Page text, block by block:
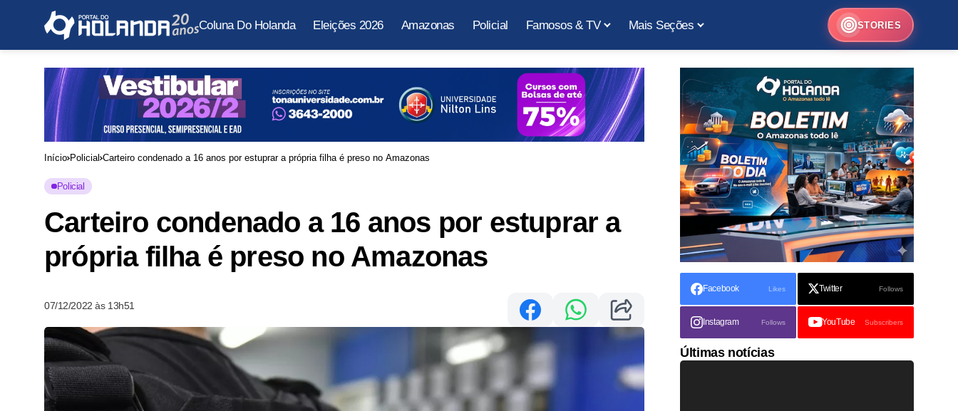
Coluna Do Holanda Eleições 2026 Amazonas Policial Famosos & TV Mais Seções STORIES
Início Policial Carteiro condenado a 16 anos por estuprar a própria filha é preso no Amazonas
Policial
Carteiro condenado a 16 anos por estuprar a
própria filha é preso no Amazonas
07/12/2022 às 13h51
Facebook Likes Twitter Follows
Instagram Follows YouTube Subscribers
Últimas notícias